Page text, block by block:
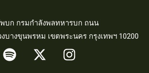
บก กรมกำลังพลทหารบก ถนน
บางขุนพรหม เขตพระนคร กรุงเทพฯ 10200